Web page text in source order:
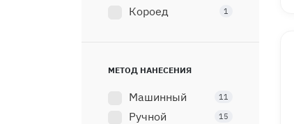
Короед 1
МЕТОД НАНЕСЕНИЯ
Машинный 11
Ручной 15